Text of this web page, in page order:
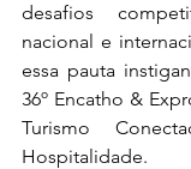
desafios
nacional e
essa pauta
36º Encatho &
Turismo
Hospitalidade.